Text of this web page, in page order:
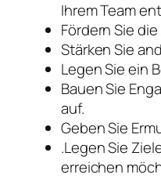
Ihrem Team
Fördern Sie
Stärken Sie
Legen Sie ein
Bauen Sie
auf.
Geben Sie
.Legen Sie
erreichen